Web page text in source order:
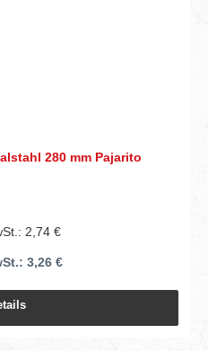
280 mm Pajarito
2,74 €
3,26 €